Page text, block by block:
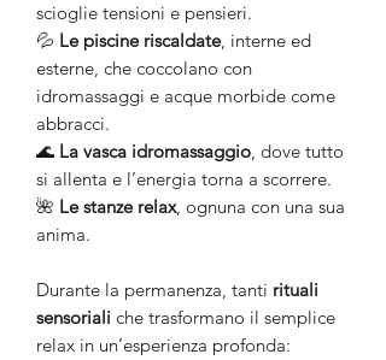
scioglie tensioni e pensieri.
💦 Le piscine riscaldate, interne ed
esterne, che coccolano con
idromassaggi e acque morbide come
abbracci.
🌊 La vasca idromassaggio, dove tutto
si allenta e l’energia torna a scorrere.
🌺 Le stanze relax, ognuna con una sua
anima.
Durante la permanenza, tanti rituali
sensoriali che trasformano il semplice
relax in un’esperienza profonda: